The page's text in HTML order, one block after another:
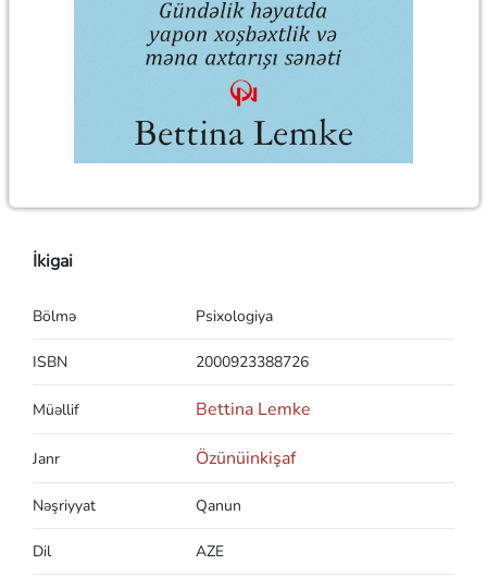
İkigai
Bölmə Psixologiya
ISBN 2000923388726
Müəllif Bettina Lemke
Janr Özünüinkişaf
Nəşriyyat Qanun
Dil AZE